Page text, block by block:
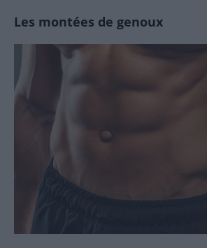
Les montées de genoux